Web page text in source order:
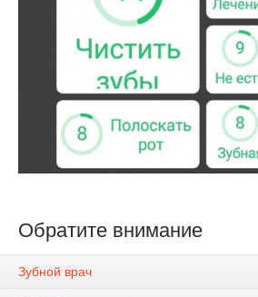
Обратите внимание
Зубной врач